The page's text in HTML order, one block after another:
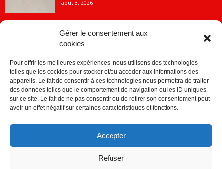
Gérer le consentement aux
cookies
Pour offrir les meilleures expériences, nous utilisons des technologies
telles que les cookies pour stocker et/ou accéder aux informations des
appareils. Le fait de consentir à ces technologies nous permettra de traiter
des données telles que le comportement de navigation ou les ID uniques
sur ce site. Le fait de ne pas consentir ou de retirer son consentement peut
avoir un effet négatif sur certaines caractéristiques et fonctions.
Accepter
Refuser
août 3, 2026
ACTUALITES
Economie 2091
1840
Société
Sport 859